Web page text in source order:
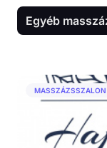
Egyéb
MASSZÁZSSZALON